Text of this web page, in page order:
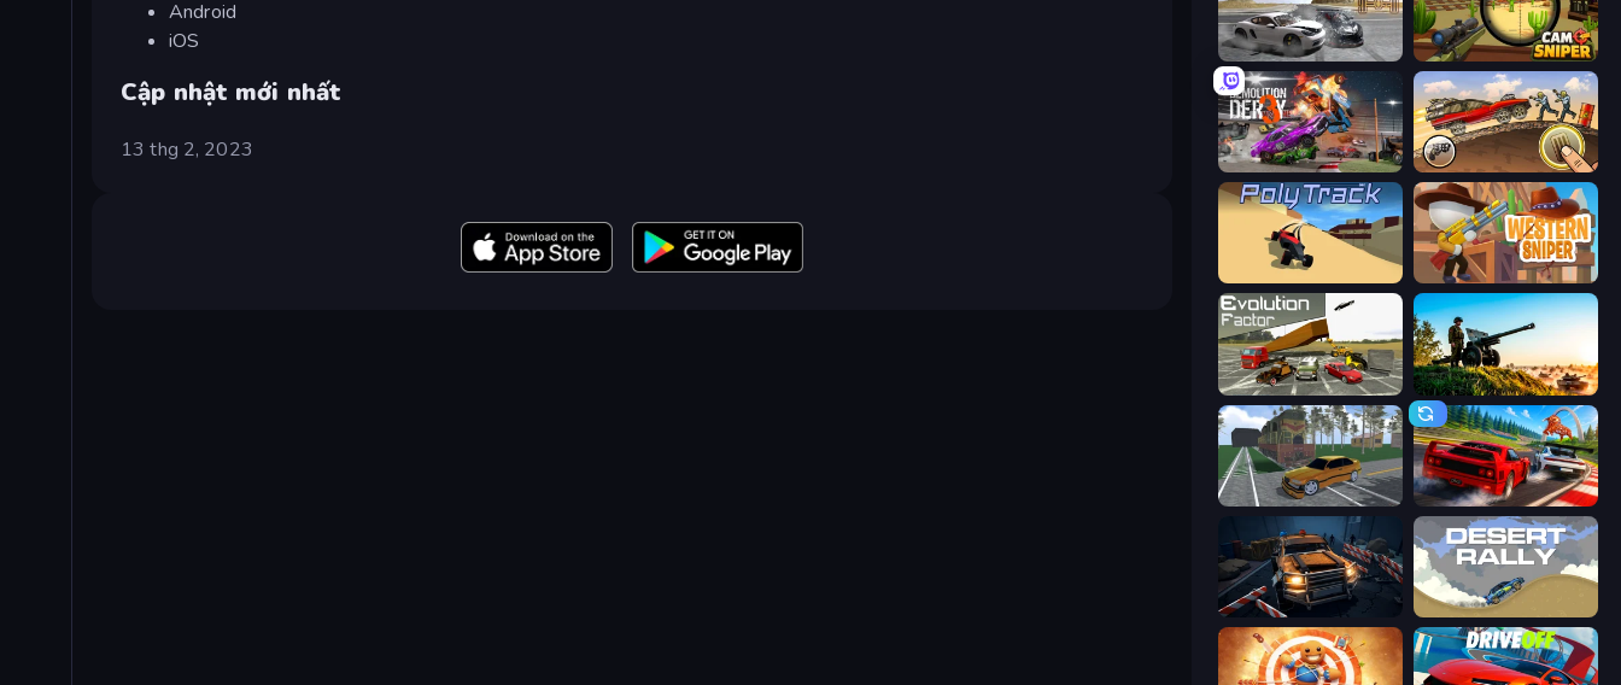
Android
iOS
Cập nhật mới nhất
13 thg 2, 2023
Gearshift One Camo Sniper
Demolition Derby 3 Earn to Die: Zombie Ride
Western Sniper
Evolution Factor Artillery Vs Tanks
Obby: Car Crash Sandbox Racing: Online!
Cars vs Zombies Desert Rally